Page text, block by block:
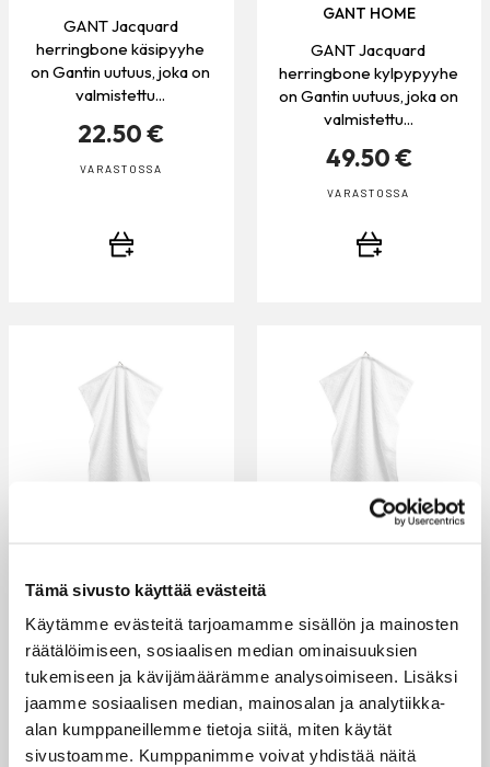
Tämä sivusto käyttää evästeitä
Käytämme evästeitä tarjoamamme sisällön ja mainosten
räätälöimiseen, sosiaalisen median ominaisuuksien
tukemiseen ja kävijämäärämme analysoimiseen. Lisäksi
jaamme sosiaalisen median, mainosalan ja analytiikka-
alan kumppaneillemme tietoja siitä, miten käytät
sivustoamme. Kumppanimme voivat yhdistää näitä
GANT Jacquard
herringbone käsipyyhe
on Gantin uutuus, joka on
valmistettu...
22.50 €
VARASTOSSA
GANT HOME
GANT Jacquard
herringbone kylpypyyhe
on Gantin uutuus, joka on
valmistettu...
49.50 €
VARASTOSSA
GANT JACQUARD
KÄSIPYYHE 30X50CM,
VALKOINEN
GANT HOME
GANT Jacquard
herringbone käsipyyhe
KÄSIPYYHE 50X70CM,
VALKOINEN
GANT HOME
GANT Jacquard
herringbone käsipyyhe